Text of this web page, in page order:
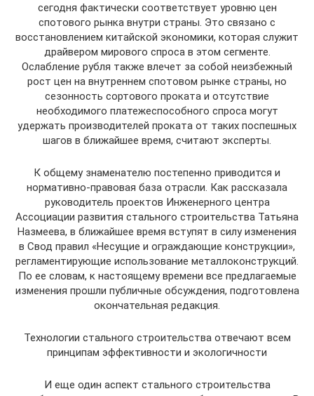
сегодня фактически соответствует уровню цен
спотового рынка внутри страны. Это связано с
восстановлением китайской экономики, которая служит
драйвером мирового спроса в этом сегменте.
Ослабление рубля также влечет за собой неизбежный
рост цен на внутреннем спотовом рынке страны, но
сезонность сортового проката и отсутствие
необходимого платежеспособного спроса могут
удержать производителей проката от таких поспешных
шагов в ближайшее время, считают эксперты.
К общему знаменателю постепенно приводится и
нормативно-правовая база отрасли. Как рассказала
руководитель проектов Инженерного центра
Ассоциации развития стального строительства Татьяна
Назмеева, в ближайшее время вступят в силу изменения
в Свод правил «Несущие и ограждающие конструкции»,
регламентирующие использование металлоконструкций.
По ее словам, к настоящему времени все предлагаемые
изменения прошли публичные обсуждения, подготовлена
окончательная редакция.
Технологии стального строительства отвечают всем
принципам эффективности и экологичности
И еще один аспект стального строительства